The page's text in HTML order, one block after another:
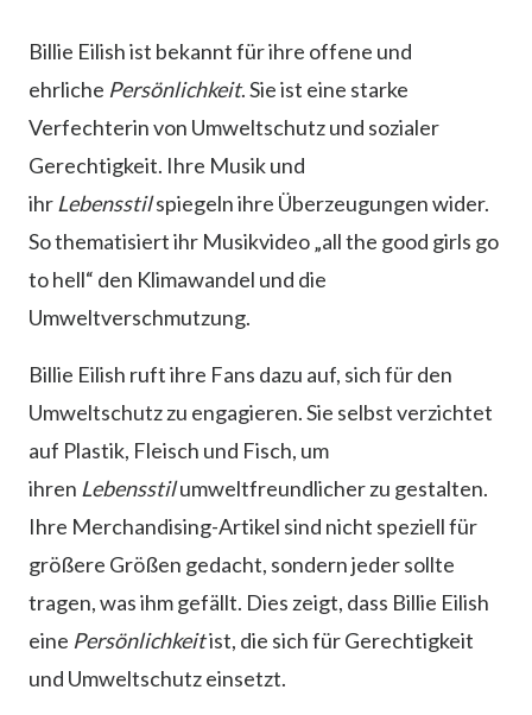
Billie Eilish ist bekannt für ihre offene und
ehrliche Persönlichkeit. Sie ist eine starke
Verfechterin von Umweltschutz und sozialer
Gerechtigkeit. Ihre Musik und
ihr Lebensstilspiegeln ihre Überzeugungen wider.
So thematisiert ihr Musikvideo „all the good girls go
to hell“ den Klimawandel und die
Umweltverschmutzung.
Billie Eilish ruft ihre Fans dazu auf, sich für den
Umweltschutz zu engagieren. Sie selbst verzichtet
auf Plastik, Fleisch und Fisch, um
ihren Lebensstilumweltfreundlicher zu gestalten.
Ihre Merchandising-Artikel sind nicht speziell für
größere Größen gedacht, sondern jeder sollte
tragen, was ihm gefällt. Dies zeigt, dass Billie Eilish
eine Persönlichkeitist, die sich für Gerechtigkeit
und Umweltschutz einsetzt.